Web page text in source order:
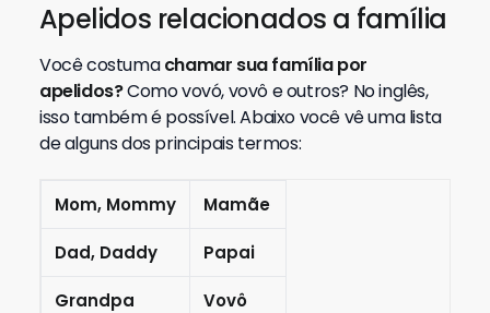
Apelidos relacionados a família
Você costumachamar sua família por
apelidos?Como vovó, vovô e outros? No inglês,
isso também é possível. Abaixo você vê uma lista
de alguns dos principais termos:
Mom, Mommy Mamãe
Dad, Daddy Papai
Grandpa Vovô